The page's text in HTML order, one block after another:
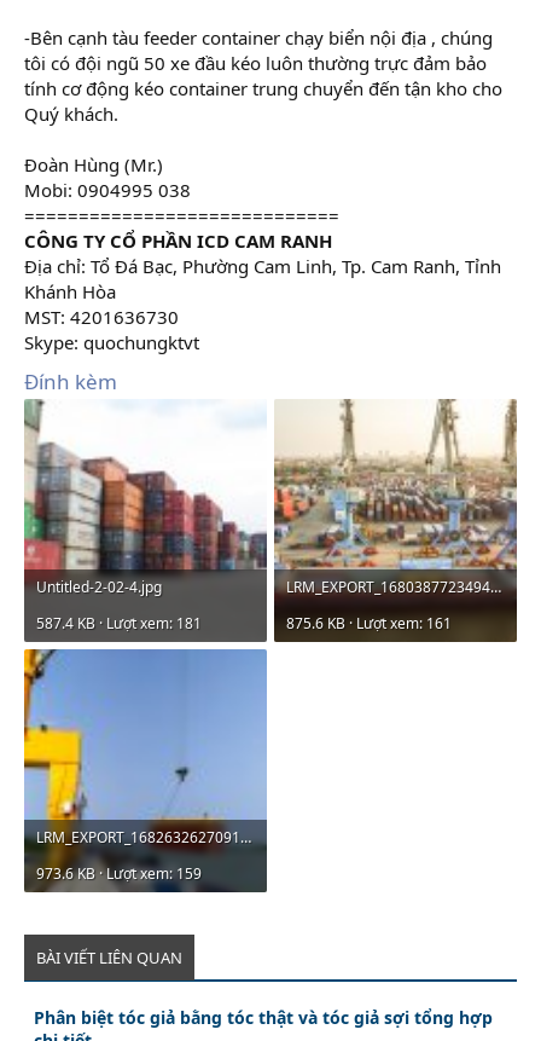
-Bên cạnh tàu feeder container chạy biển nội địa , chúng
tôi có đội ngũ 50 xe đầu kéo luôn thường trực đảm bảo
tính cơ động kéo container trung chuyển đến tận kho cho
Quý khách.
Đoàn Hùng (Mr.)
Mobi: 0904995 038
=============================
CÔNG TY CỔ PHẦN ICD CAM RANH
Địa chỉ: Tổ Đá Bạc, Phường Cam Linh, Tp. Cam Ranh, Tỉnh
Khánh Hòa
MST: 4201636730
Skype: quochungktvt
Đính kèm
Untitled-2-02-4.jpg
587.4 KB · Lượt xem: 181
LRM_EXPORT_168038772349427_20190423_150309784.jpeg
875.6 KB · Lượt xem: 161
LRM_EXPORT_168263262709133_20190423_150654274.jpeg
973.6 KB · Lượt xem: 159
BÀI VIẾT LIÊN QUAN
Phân biệt tóc giả bằng tóc thật và tóc giả sợi tổng hợp